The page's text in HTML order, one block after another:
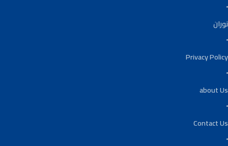
نوران
Privacy Policy
about Us
Contact Us